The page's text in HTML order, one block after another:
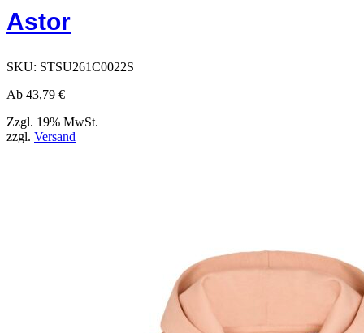
Astor
SKU: STSU261C0022S
Ab 43,79 €
Zzgl. 19% MwSt.
zzgl. Versand